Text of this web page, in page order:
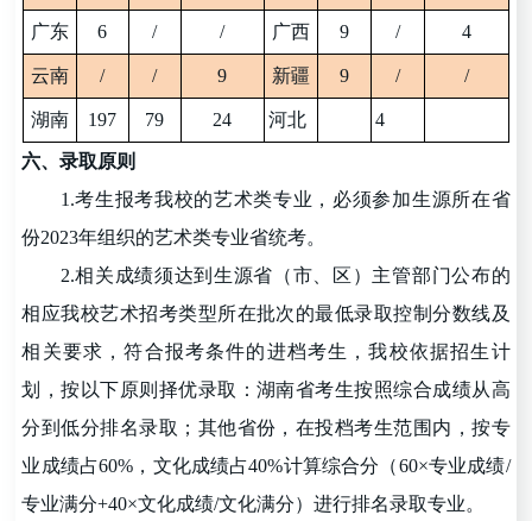
广东 6 / / 广西 9 / 4
云南 / / 9 新疆 9 / /
湖南 197 79 24 河北 4
六、录取原则
1.考生报考我校的艺术类专业，必须参加生源所在省
份2023年组织的艺术类专业省统考。
2.相关成绩须达到生源省（市、区）主管部门公布的
相应我校艺术招考类型所在批次的最低录取控制分数线及
相关要求，符合报考条件的进档考生，我校依据招生计
划，按以下原则择优录取：湖南省考生按照综合成绩从高
分到低分排名录取；其他省份，在投档考生范围内，按专
业成绩占60%，文化成绩占40%计算综合分（60×专业成绩/
专业满分+40×文化成绩/文化满分）进行排名录取专业。